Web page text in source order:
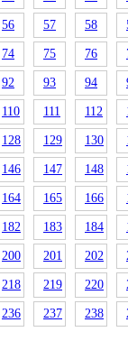
56 57 58
74 75 76
92 93 94
110 111 112
128 129 130
146 147 148
164 165 166
182 183 184
200 201 202
218 219 220
236 237 238